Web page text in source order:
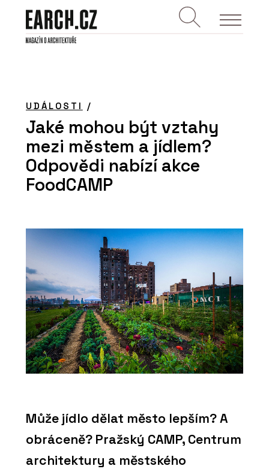
UDÁLOSTI /
Jaké mohou být vztahy
mezi městem a jídlem?
Odpovědi nabízí akce
FoodCAMP
Může jídlo dělat město lepším? A
obráceně? Pražský CAMP, Centrum
architektury a městského